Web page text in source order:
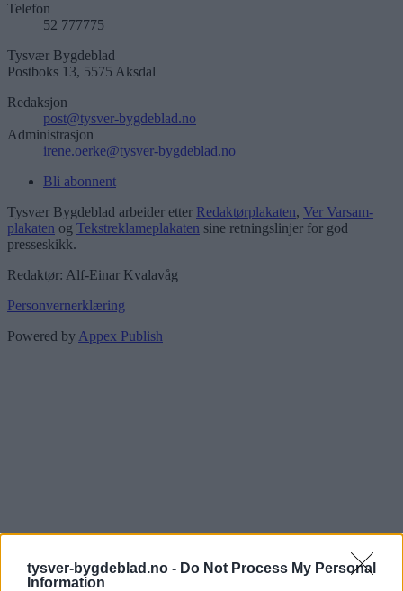
tysver-bygdeblad.no - Do Not Process My Personal
Information
Telefon
52 777775
Tysvær Bygdeblad
Postboks 13, 5575 Aksdal
Redaksjon
post@tysver-bygdeblad.no
Administrasjon
irene.oerke@tysver-bygdeblad.no
Bli abonnent
Tysvær Bygdeblad arbeider etter Redaktørplakaten, Ver Varsam-
plakaten og Tekstreklameplakaten sine retningslinjer for god
presseskikk.
Redaktør: Alf-Einar Kvalavåg
Personvernerklæring
Powered byAppex Publish